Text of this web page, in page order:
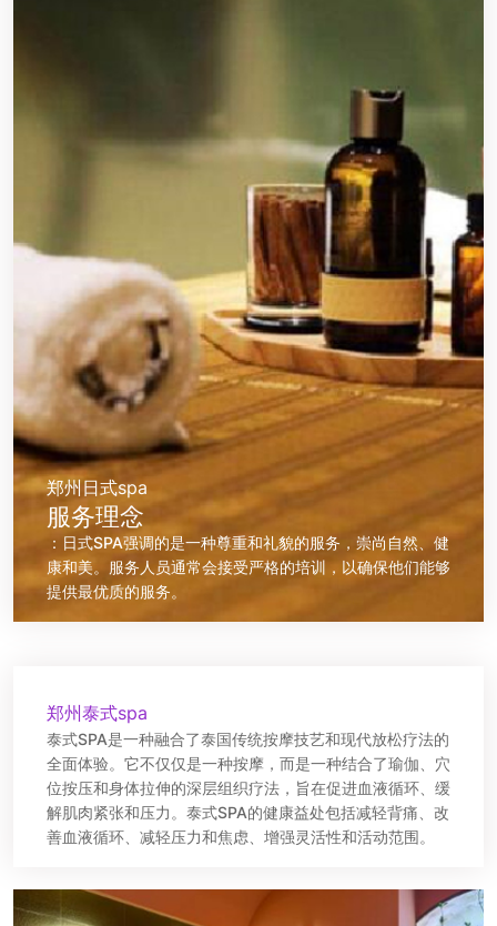
郑州日式spa
服务理念
：日式SPA强调的是一种尊重和礼貌的服务，崇尚自然、健
康和美。服务人员通常会接受严格的培训，以确保他们能够
提供最优质的服务。
郑州泰式spa
泰式SPA是一种融合了泰国传统按摩技艺和现代放松疗法的
全面体验。它不仅仅是一种按摩，而是一种结合了瑜伽、穴
位按压和身体拉伸的深层组织疗法，旨在促进血液循环、缓
解肌肉紧张和压力。泰式SPA的健康益处包括减轻背痛、改
善血液循环、减轻压力和焦虑、增强灵活性和活动范围。